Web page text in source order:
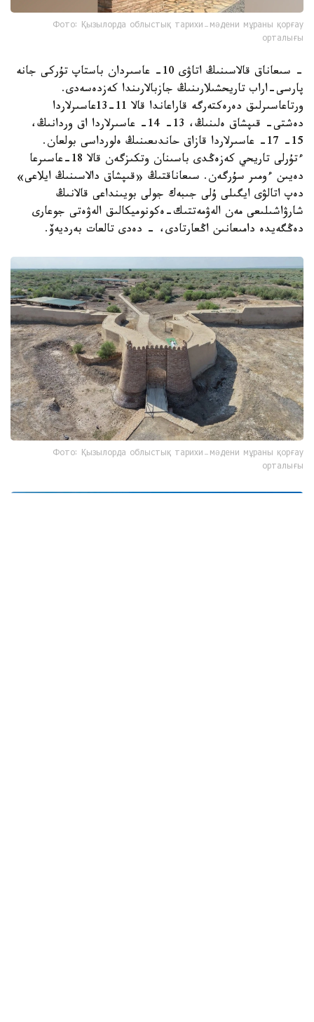
Фото: Қызылорда облыстық тарихи-мәдени мұраны қорғау
орталығы
- سىعاناق قالاسىنىڭ اتاۋى 10- عاسىردان باستاپ تۇركى جانە
پارسى-اراب تاريحشىلارىنىڭ جازبالارىندا كەزدەسەدى.
ورتاعاسىرلىق دەرەكتەرگە قاراعاندا قالا 11-13عاسىرلاردا
دەشتى- قىپشاق ەلىنىڭ، 13- 14- عاسىرلاردا اق وردانىڭ،
15- 17- عاسىرلاردا قازاق حاندىعىنىڭ ەلورداسى بولعان.
ءتۇرلى تاريحي كەزەڭدى باسىنان وتكىزگەن قالا 18-عاسىرعا
دەيىن ءومىر سۇرگەن. سىعاناقتىڭ «قىپشاق دالاسىنىڭ ايلاعى»
دەپ اتالۋى ايگىلى ۇلى جىبەك جولى بويىنداعى قالانىڭ
شارۋاشىلىعى مەن الەۋمەتتىك-ەكونوميكالىق الەۋەتى جوعارى
دەڭگەيدە دامىعانىن اڭعارتادى، - دەدى تالعات بەرديەۆ.
Фото: Қызылорда облыстық тарихи-мәдени мұраны қорғау
орталығы